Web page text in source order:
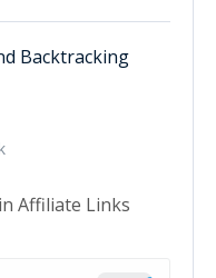
Backtracking
Affiliate Links